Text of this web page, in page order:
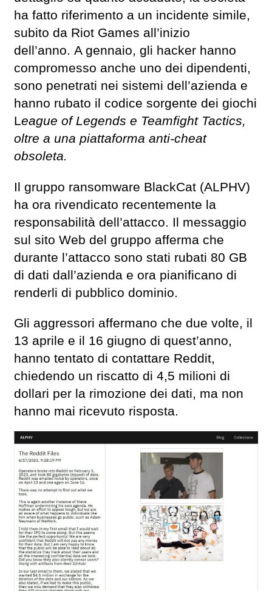
ha fatto riferimento a un incidente simile,
subito da Riot Games all’inizio
dell’anno. A gennaio, gli hacker hanno
compromesso anche uno dei dipendenti,
sono penetrati nei sistemi dell’azienda e
hanno rubato il codice sorgente dei giochi
League of Legends e Teamfight Tactics,
oltre a una piattaforma anti-cheat
obsoleta.
Il gruppo ransomware BlackCat (ALPHV)
ha ora rivendicato recentemente la
responsabilità dell’attacco. Il messaggio
sul sito Web del gruppo afferma che
durante l’attacco sono stati rubati 80 GB
di dati dall’azienda e ora pianificano di
renderli di pubblico dominio.
Gli aggressori affermano che due volte, il
13 aprile e il 16 giugno di quest’anno,
hanno tentato di contattare Reddit,
chiedendo un riscatto di 4,5 milioni di
dollari per la rimozione dei dati, ma non
hanno mai ricevuto risposta.